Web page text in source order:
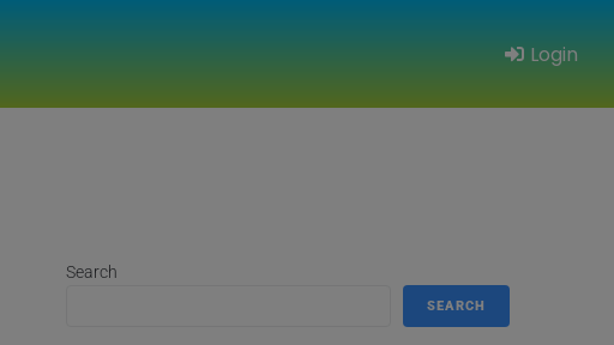
Login
Search
SEARCH